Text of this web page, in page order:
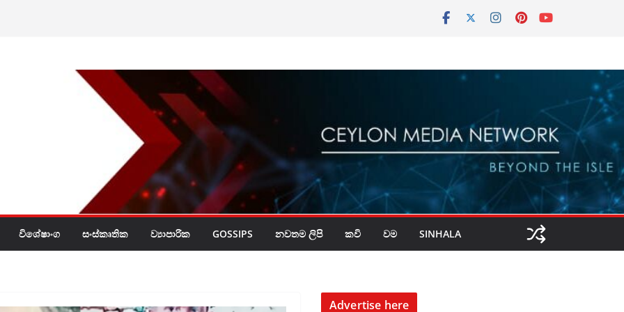
විශේෂාංග සංස්කෘතික ව්‍යාපාරික GOSSIPS නවතම ලිපි කවි වම SINHALA
Advertise here